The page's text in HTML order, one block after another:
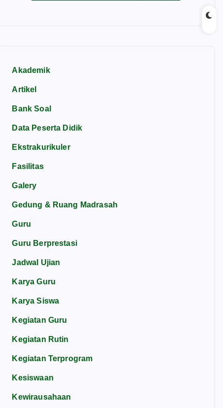
Akademik
Artikel
Bank Soal
Data Peserta Didik
Ekstrakurikuler
Fasilitas
Galery
Gedung & Ruang Madrasah
Guru
Guru Berprestasi
Jadwal Ujian
Karya Guru
Karya Siswa
Kegiatan Guru
Kegiatan Rutin
Kegiatan Terprogram
Kesiswaan
Kewirausahaan